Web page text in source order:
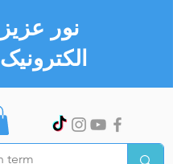
نور عزیز
الکترونیک